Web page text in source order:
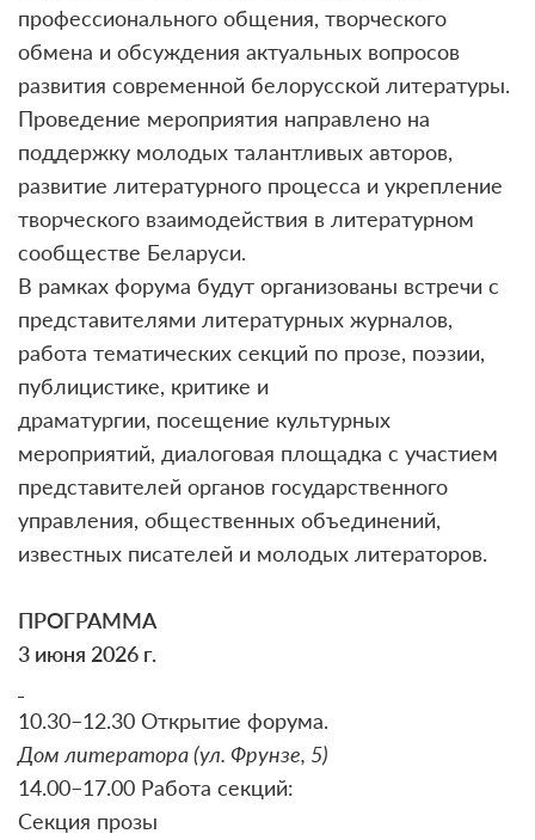
профессионального общения, творческого
обмена и обсуждения актуальных вопросов
развития современной белорусской литературы.
Проведение мероприятия направлено на
поддержку молодых талантливых авторов,
развитие литературного процесса и укрепление
творческого взаимодействия в литературном
сообществе Беларуси.
В рамках форума будут организованы встречи с
представителями литературных журналов,
работа тематических секций по прозе, поэзии,
публицистике, критике и
драматургии, посещение культурных
мероприятий, диалоговая площадка с участием
представителей органов государственного
управления, общественных объединений,
известных писателей и молодых литераторов.
ПРОГРАММА
3 июня 2026 г.
10.30–12.30 Открытие форума.
Дом литератора (ул. Фрунзе, 5)
14.00–17.00 Работа секций:
Секция прозы